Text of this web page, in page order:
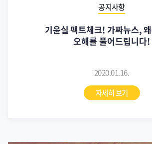
공지사항
기윤실 팩트체크! 가짜뉴스,
오해를 풀어드립니다!
2020.01.16.
자세히 보기